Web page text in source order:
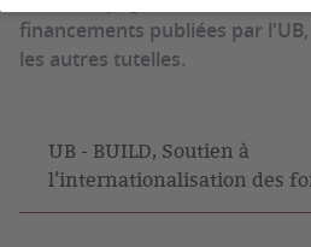
financements publiées par
les autres tutelles.
UB - BUILD, Soutien à
l’internationalisation des